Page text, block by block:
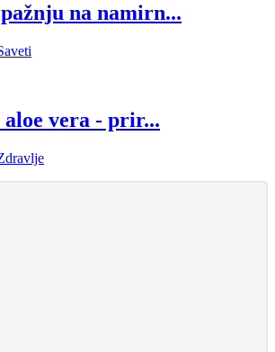
na namirn...
vera - prir...